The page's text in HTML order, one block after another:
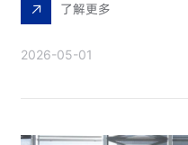
2026-05-01
了解更多